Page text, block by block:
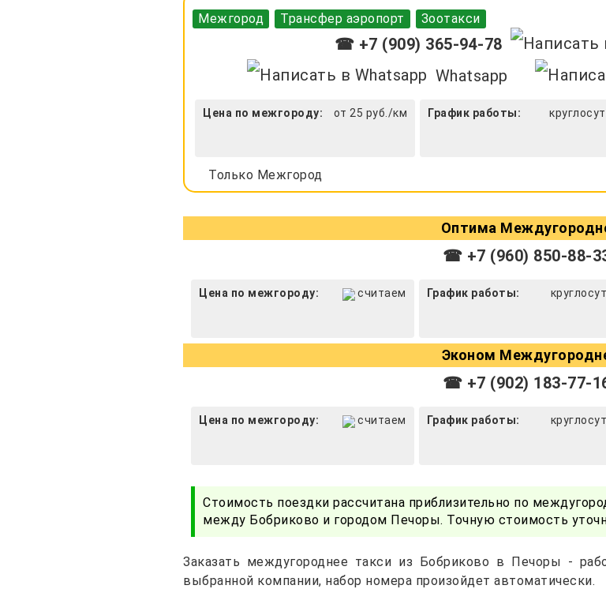
Межгород Трансфер аэропорт Зоотакси
☎ +7 (909) 365-94-78
Whatsapp
Цена по межгороду: от 25 руб./км График работы:
Только Межгород
Оптима
☎ +7 (960) 850-88-
Цена по межгороду: считаем График работы:
Эконом
☎ +7 (902) 183-77-
Цена по межгороду: считаем График работы:
Стоимость поездки рассчитана приблизительно по
между Бобриково и городом Печоры. Точную стоимость
Заказать междугороднее такси из Бобриково в Печоры -
выбранной компании, набор номера произойдет автоматически.